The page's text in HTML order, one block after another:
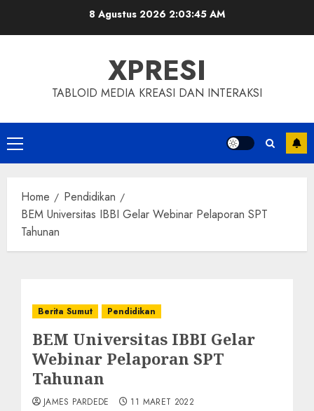
8 Agustus 2026 2:03:46 AM
XPRESI
TABLOID MEDIA KREASI DAN INTERAKSI
Primary
Menu
Home
Pendidikan
BEM Universitas IBBI Gelar Webinar Pelaporan SPT
Tahunan
Berita Sumut Pendidikan
BEM Universitas IBBI Gelar
Webinar Pelaporan SPT
Tahunan
JAMES PARDEDE 11 MARET 2022